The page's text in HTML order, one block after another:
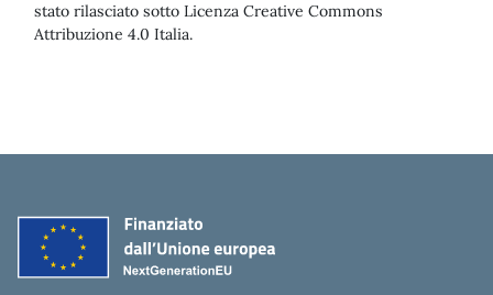
stato rilasciato sotto Licenza Creative Commons
Attribuzione 4.0 Italia.